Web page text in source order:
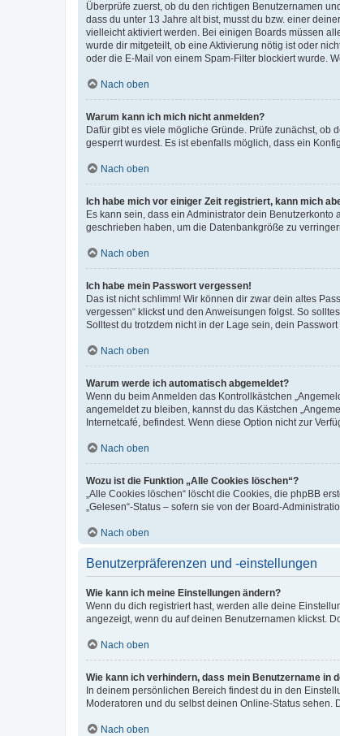
Überprüfe zuerst, ob du den richtigen Benutzernamen
dass du unter 13 Jahre alt bist, musst du bzw. einer
vielleicht aktiviert werden. Bei einigen Boards müssen
wurde dir mitgeteilt, ob eine Aktivierung nötig ist oder
oder die E-Mail von einem Spam-Filter blockiert wurde.
Nach oben
Warum kann ich mich nicht anmelden?
Dafür gibt es viele mögliche Gründe. Prüfe zunächst,
gesperrt wurdest. Es ist ebenfalls möglich, dass ein
Nach oben
Ich habe mich vor einiger Zeit registriert, kann mich
Es kann sein, dass ein Administrator dein
geschrieben haben, um die Datenbankgröße zu
Nach oben
Ich habe mein Passwort vergessen!
Das ist nicht schlimm! Wir können dir zwar dein altes
vergessen“ klickst und den Anweisungen folgst. So
Solltest du trotzdem nicht in der Lage sein, dein
Nach oben
Warum werde ich automatisch abgemeldet?
Wenn du beim Anmelden das Kontrollkästchen
angemeldet zu bleiben, kannst du das Kästchen
Internetcafé, befindest. Wenn diese Option nicht zur
Nach oben
Wozu ist die Funktion „Alle Cookies löschen“?
„Alle Cookies löschen“ löscht die Cookies, die phpBB
„Gelesen“-Status – sofern sie von der Board-
Nach oben
Benutzerpräferenzen und -einstellungen
Wie kann ich meine Einstellungen ändern?
Wenn du dich registriert hast, werden alle deine
angezeigt, wenn du auf deinen Benutzernamen klickst.
Nach oben
Wie kann ich verhindern, dass mein Benutzername in
In deinem persönlichen Bereich findest du in den
Moderatoren und du selbst deinen Online-Status sehen.
Nach oben